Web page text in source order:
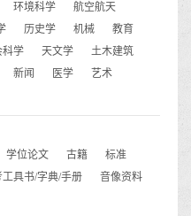
环境科学
航空航天
历史学 机械
教育
科学 天文学
土木建筑
新闻 医学
艺术
学位论文 古籍
标准
工具书/字典/手册
音像资料